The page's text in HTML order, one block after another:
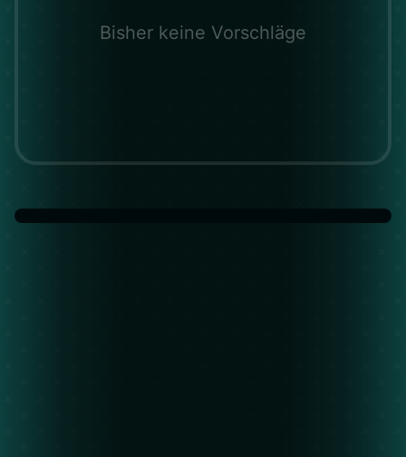
Bisher keine Vorschläge